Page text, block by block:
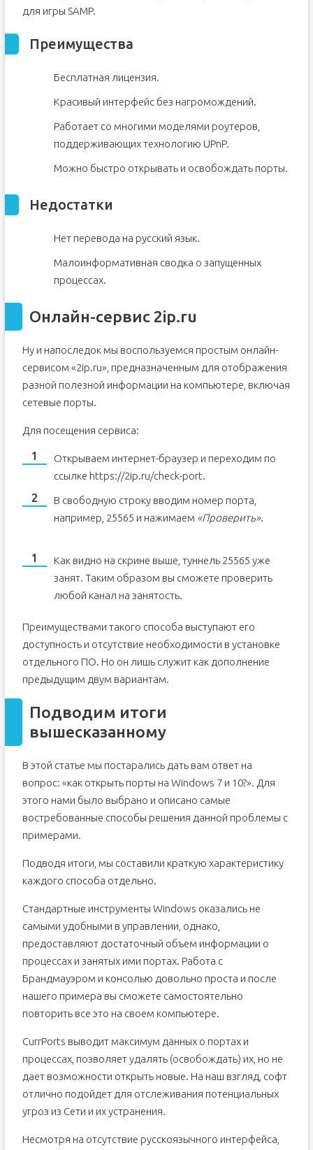
для игры SAMP.
Преимущества
Бесплатная лицензия.
Красивый интерфейс без нагромождений.
Работает со многими моделями роутеров,
поддерживающих технологию UPnP.
Можно быстро открывать и освобождать порты.
Недостатки
Нет перевода на русский язык.
Малоинформативная сводка о запущенных
процессах.
Онлайн-сервис 2ip.ru
Ну и напоследок мы воспользуемся простым онлайн-
сервисом «2ip.ru», предназначенным для отображения
разной полезной информации на компьютере, включая
сетевые порты.
Для посещения сервиса:
Открываем интернет-браузер и переходим по
ссылке https://2ip.ru/check-port.
В свободную строку вводим номер порта,
например, 25565 и нажимаем «Проверить».
Как видно на скрине выше, туннель 25565 уже
занят. Таким образом вы сможете проверить
любой канал на занятость.
Преимуществами такого способа выступают его
доступность и отсутствие необходимости в установке
отдельного ПО. Но он лишь служит как дополнение
предыдущим двум вариантам.
Подводим итоги
вышесказанному
В этой статье мы постарались дать вам ответ на
вопрос: «как открыть порты на Windows 7 и 10?». Для
этого нами было выбрано и описано самые
востребованные способы решения данной проблемы с
примерами.
Подводя итоги, мы составили краткую характеристику
каждого способа отдельно.
Стандартные инструменты Windows оказались не
самыми удобными в управлении, однако,
предоставляют достаточный объем информации о
процессах и занятых ими портах. Работа с
Брандмауэром и консолью довольно проста и после
нашего примера вы сможете самостоятельно
повторить все это на своем компьютере.
CurrPorts выводит максимум данных о портах и
процессах, позволяет удалять (освобождать) их, но не
дает возможности открыть новые. На наш взгляд, софт
отлично подойдет для отслеживания потенциальных
угроз из Сети и их устранения.
Несмотря на отсутствие русскоязычного интерфейса,